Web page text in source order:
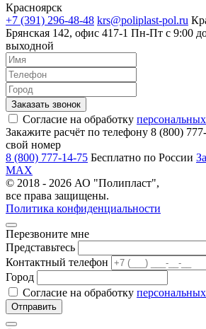
Красноярск
+7 (391) 296-48-48 krs@poliplast-pol.ru
Брянская 142, офис 417-1 Пн-Пт c 9:00
выходной
Согласие на обработку
Закажите расчёт по телефону 8 (800)
свой номер
8 (800) 777-14-75 Бесплатно по России
MAX
© 2018 - 2026 АО "Полипласт",
все права защищены.
Политика конфиденциальности
Перезвоните мне
Представьтесь
Контактный телефон
Город
Согласие на обработку